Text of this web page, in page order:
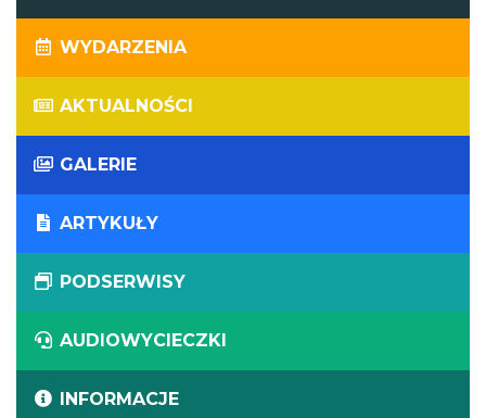
WYDARZENIA
AKTUALNOŚCI
GALERIE
ARTYKUŁY
PODSERWISY
AUDIOWYCIECZKI
INFORMACJE